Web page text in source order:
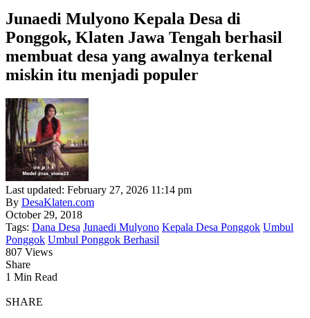
Junaedi Mulyono Kepala Desa di
Ponggok, Klaten Jawa Tengah berhasil
membuat desa yang awalnya terkenal
miskin itu menjadi populer
Last updated: February 27, 2026 11:14 pm
By DesaKlaten.com
October 29, 2018
Tags: Dana Desa Junaedi Mulyono Kepala Desa Ponggok Umbul
Ponggok Umbul Ponggok Berhasil
807 Views
Share
1 Min Read
SHARE